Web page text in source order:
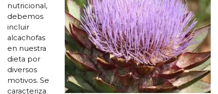
nutricional,
debemos
incluir
alcachofas
en nuestra
dieta por
diversos
motivos. Se
caracteriza